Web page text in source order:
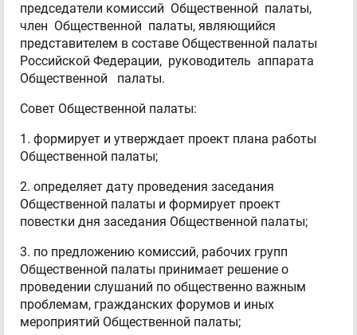
председатели комиссий Общественной палаты,
член Общественной палаты, являющийся
представителем в составе Общественной палаты
Российской Федерации, руководитель аппарата
Общественной палаты.
Совет Общественной палаты:
1. формирует и утверждает проект плана работы
Общественной палаты;
2. определяет дату проведения заседания
Общественной палаты и формирует проект
повестки дня заседания Общественной палаты;
3. по предложению комиссий, рабочих групп
Общественной палаты принимает решение о
проведении слушаний по общественно важным
проблемам, гражданских форумов и иных
мероприятий Общественной палаты;